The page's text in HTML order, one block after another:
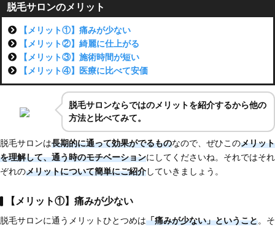
脱毛サロンのメリット
【メリット①】痛みが少ない
【メリット②】綺麗に仕上がる
【メリット③】施術時間が短い
【メリット④】医療に比べて安価
脱毛サロンならではのメリットを紹介するから他の
方法と比べてみて。
脱毛サロンは長期的に通って効果がでるものなので、ぜひこのメリット
を理解して、通う時のモチベーションにしてくださいね。それではそれ
ぞれのメリットについて簡単にご紹介していきましょう。
【メリット①】痛みが少ない
脱毛サロンに通うメリットひとつめは「痛みが少ない」ということ。そ